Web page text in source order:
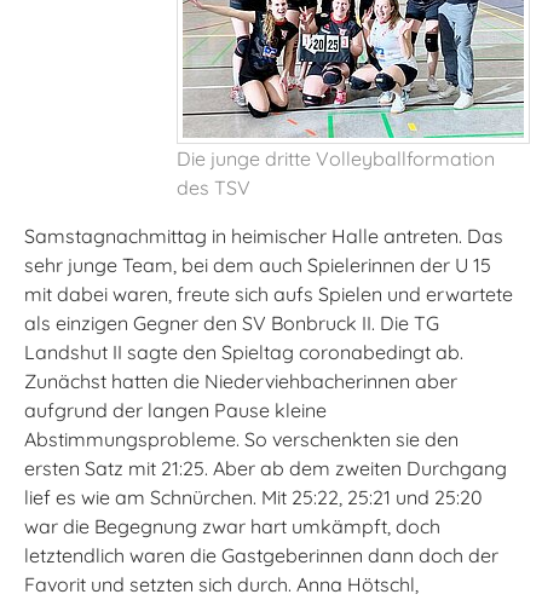
Die junge dritte Volleyballformation
des TSV
Samstagnachmittag in heimischer Halle antreten. Das
sehr junge Team, bei dem auch Spielerinnen der U 15
mit dabei waren, freute sich aufs Spielen und erwartete
als einzigen Gegner den SV Bonbruck II. Die TG
Landshut II sagte den Spieltag coronabedingt ab.
Zunächst hatten die Niederviehbacherinnen aber
aufgrund der langen Pause kleine
Abstimmungsprobleme. So verschenkten sie den
ersten Satz mit 21:25. Aber ab dem zweiten Durchgang
lief es wie am Schnürchen. Mit 25:22, 25:21 und 25:20
war die Begegnung zwar hart umkämpft, doch
letztendlich waren die Gastgeberinnen dann doch der
Favorit und setzten sich durch. Anna Hötschl,